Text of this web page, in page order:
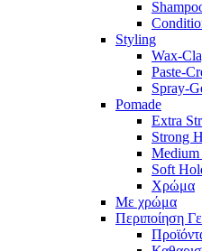
Styling
Wax-
Paste-
Spray-
Pomade
Extra
Strong
Soft
Χρώμα
Με χρώμα
Περιποίηση